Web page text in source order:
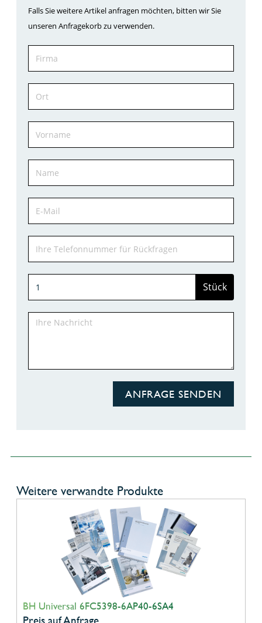
Falls Sie weitere Artikel anfragen möchten, bitten wir Sie
unseren Anfragekorb zu verwenden.
Stück
ANFRAGE SENDEN
Weitere verwandte Produkte
BH Universal 6FC5398-6AP40-6SA4
Preis auf Anfrage